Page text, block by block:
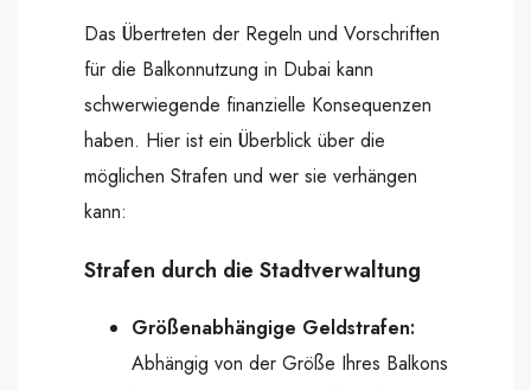
Das Übertreten der Regeln und Vorschriften
für die Balkonnutzung in Dubai kann
schwerwiegende finanzielle Konsequenzen
haben. Hier ist ein Überblick über die
möglichen Strafen und wer sie verhängen
kann:
Strafen durch die Stadtverwaltung
Größenabhängige Geldstrafen:
Abhängig von der Größe Ihres Balkons